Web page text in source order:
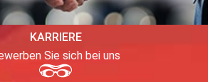
KARRIERE
Sie sich bei uns